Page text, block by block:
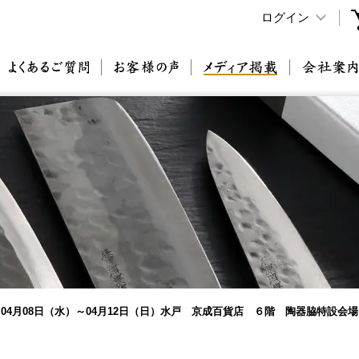
ログイン
刃物とは よくあるご質問 お客様の声 メディア掲載
04月08日（水）～04月12日（日）水戸 京成百貨店 ６階 陶器脇特設会場